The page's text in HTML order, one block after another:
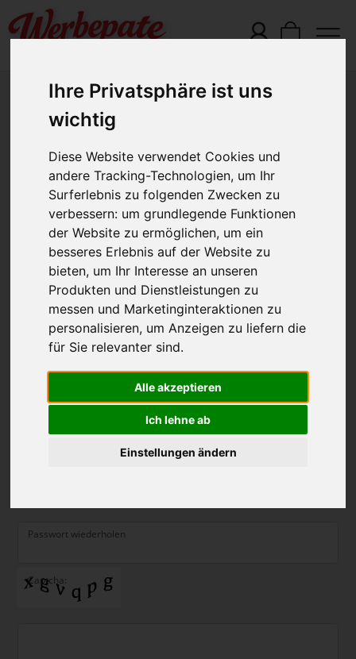
Ihre Privatsphäre ist uns
wichtig
Diese Website verwendet Cookies und
andere Tracking-Technologien, um Ihr
Surferlebnis zu folgenden Zwecken zu
verbessern: um grundlegende Funktionen
der Website zu ermöglichen, um ein
besseres Erlebnis auf der Website zu
bieten, um Ihr Interesse an unseren
Produkten und Dienstleistungen zu
messen und Marketinginteraktionen zu
personalisieren, um Anzeigen zu liefern die
für Sie relevanter sind.
Alle akzeptieren
Ich lehne ab
Einstellungen ändern
Email*
Passwort
Registrieren
Neues Passwort
Passwort wiederholen
Captcha: